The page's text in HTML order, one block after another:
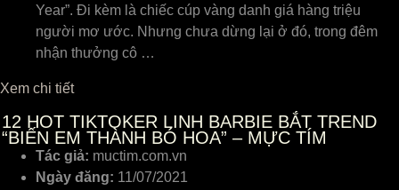
Year”. Đi kèm là chiếc cúp vàng danh giá hàng triệu
người mơ ước. Nhưng chưa dừng lại ở đó, trong đêm
nhận thưởng cô …
Xem chi tiết
12 HOT TIKTOKER LINH BARBIE BẮT TREND
“BIẾN EM THÀNH BÓ HOA” – MỰC TÍM
Tác giả: muctim.com.vn
Ngày đăng: 11/07/2021